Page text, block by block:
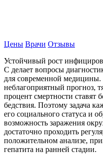
Цены Врачи Отзывы
Устойчивый рост
С делает вопросы
для современной
неблагоприятный прогноз,
процент смертности ставят
бедствия. Поэтому задача
его социального статуса и
возможность заражения
достаточно проходить
положительном анализе,
гепатита на ранней стадии.